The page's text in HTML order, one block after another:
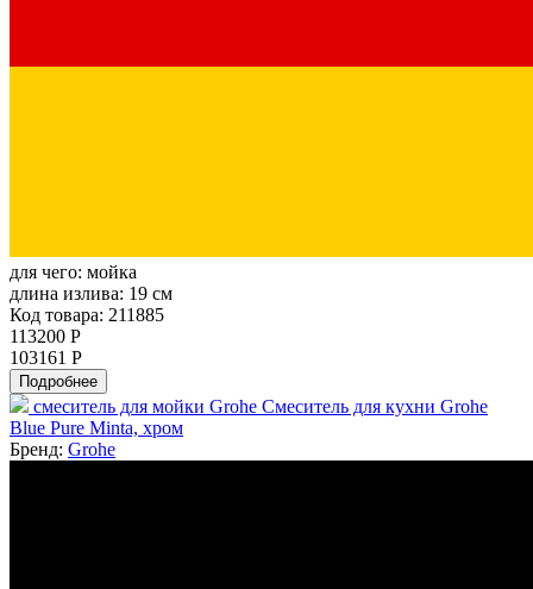
для чего: мойка
длина излива: 19 см
Код товара: 211885
113200 Р
103161 Р
Подробнее
смеситель для мойки Grohe Смеситель для кухни Grohe
Blue Pure Minta, хром
Бренд: Grohe